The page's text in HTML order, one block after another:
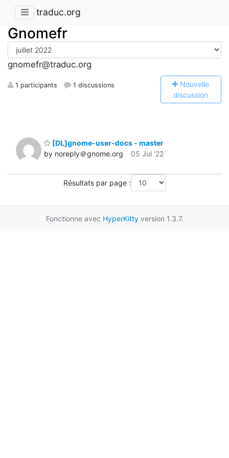
traduc.org
Gnomefr
gnomefr@traduc.org
1 participants 1 discussions Nouvelle
discussion
[DL]gnome-user-docs - master
by noreply＠gnome.org
05 Jul '22
Résultats par page :
Fonctionne avec HyperKittyversion 1.3.7.